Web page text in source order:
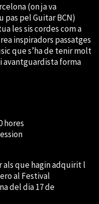
(on ja va
pas pel Guitar BCN)
les sis cordes com a
inspiradors passatges
que s’ha de tenir molt
avantguardista forma
hores
als que hagin adquirit l
al Festival
del dia 17 de